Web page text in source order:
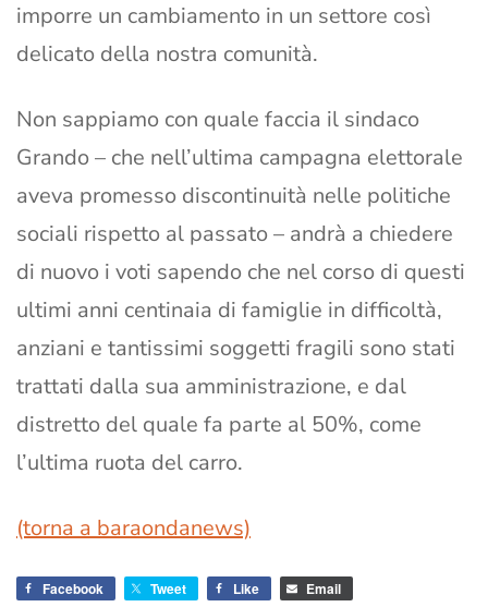
imporre un cambiamento in un settore così
delicato della nostra comunità.
Non sappiamo con quale faccia il sindaco
Grando – che nell’ultima campagna elettorale
aveva promesso discontinuità nelle politiche
sociali rispetto al passato – andrà a chiedere
di nuovo i voti sapendo che nel corso di questi
ultimi anni centinaia di famiglie in difficoltà,
anziani e tantissimi soggetti fragili sono stati
trattati dalla sua amministrazione, e dal
distretto del quale fa parte al 50%, come
l’ultima ruota del carro.
(torna a baraondanews)
Facebook Tweet Like Email